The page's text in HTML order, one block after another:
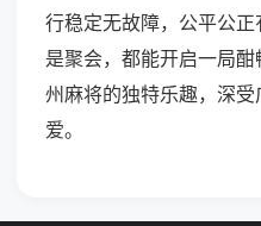
行稳定无故障，公平公
是聚会，都能开启一局
州麻将的独特乐趣，深
爱。